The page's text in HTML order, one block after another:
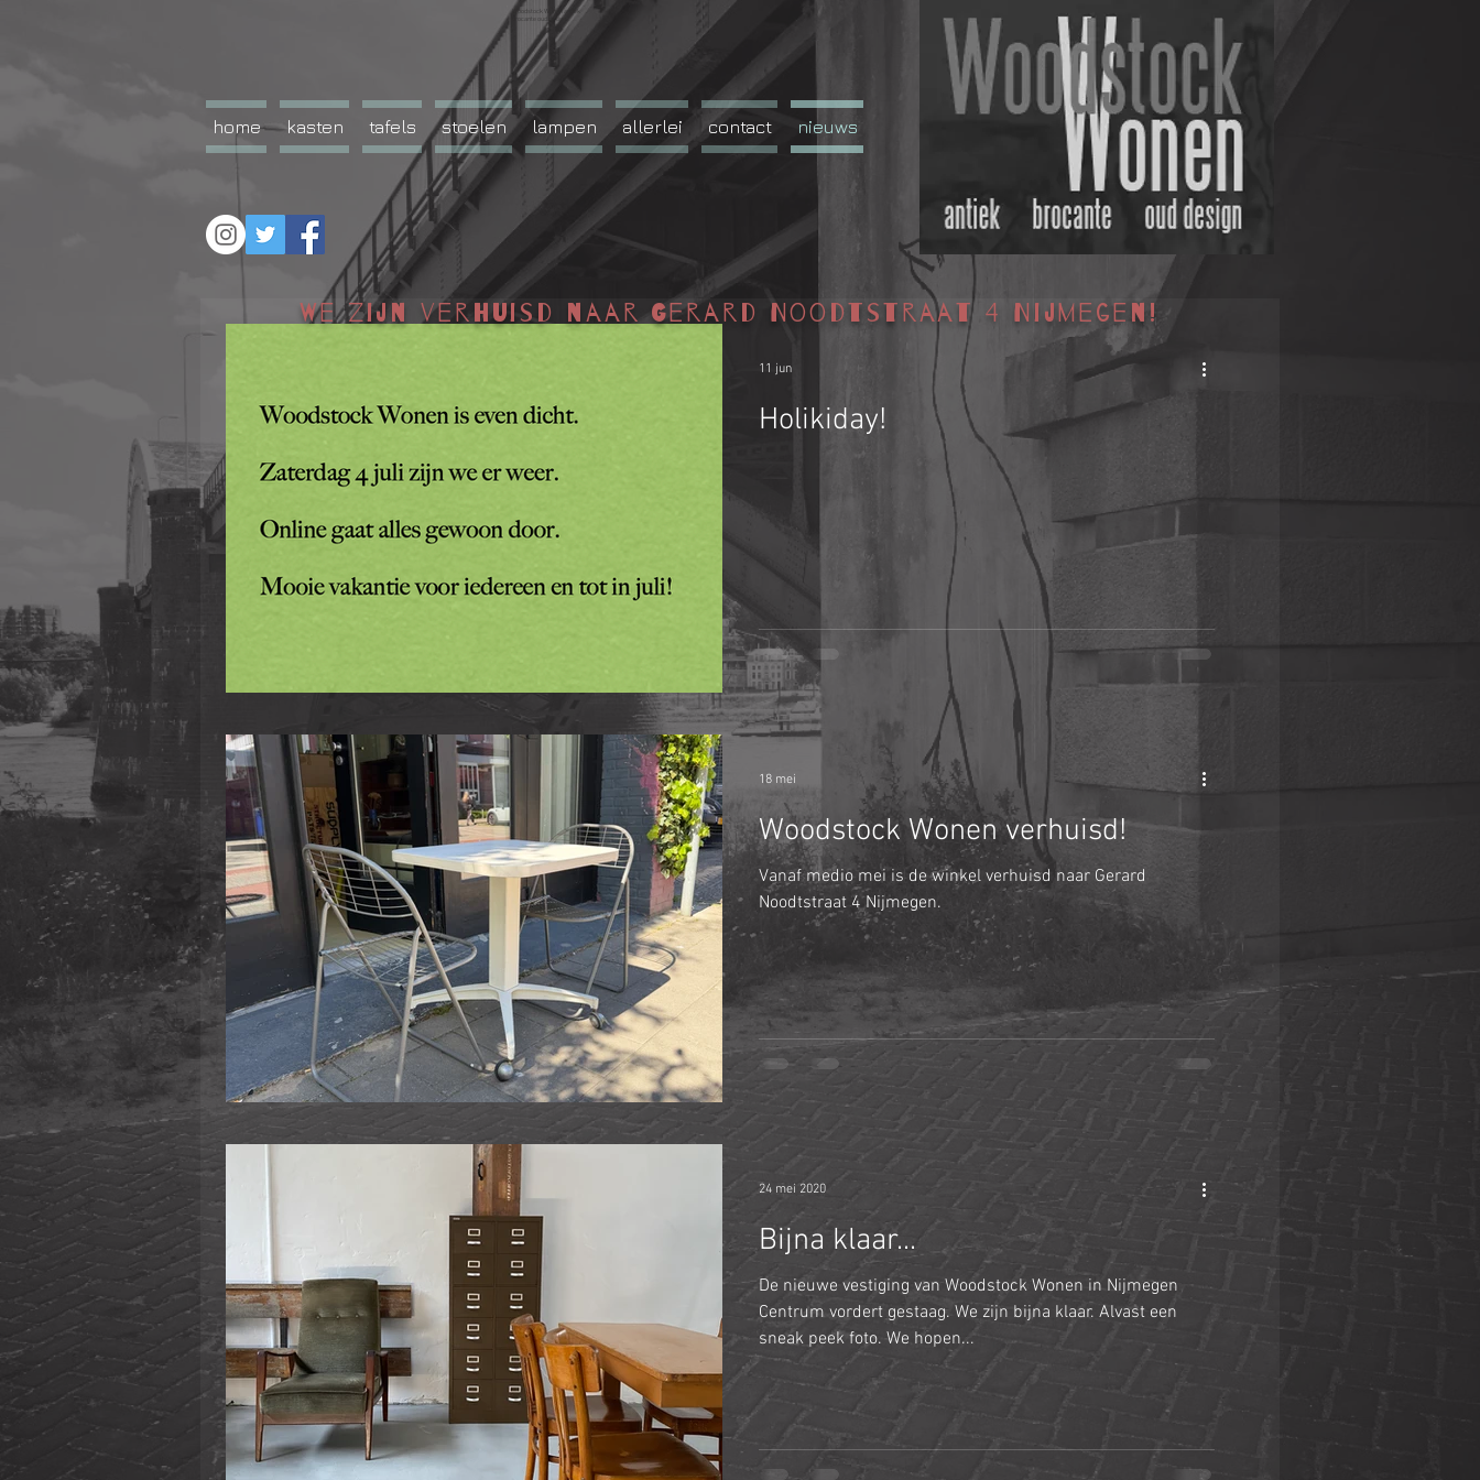
Woodstock Wonen antiek
brocante oud design
home kasten tafels stoelen lampen allerlei contact nieuws
Holikiday!
11 jun
Woodstock Wonen verhuisd!
Vanaf medio mei is de winkel verhuisd naar Gerard
Noodtstraat 4 Nijmegen.
18 mei
Bijna klaar...
De nieuwe vestiging van Woodstock Wonen in Nijmegen
Centrum vordert gestaag. We zijn bijna klaar. Alvast een
sneak peek foto. We hopen...
24 mei 2020
We zijn verhuisd naar Gerard Noodtstraat 4 Nijmegen!